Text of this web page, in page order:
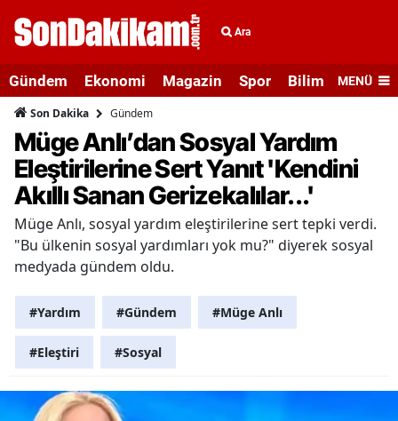
Ara
Gündem Ekonomi Magazin Spor Bilim veMENÜ
Son Dakika Gündem
Müge Anlı’dan Sosyal Yardım
Eleştirilerine Sert Yanıt 'Kendini
Akıllı Sanan Gerizekalılar...'
Müge Anlı, sosyal yardım eleştirilerine sert tepki verdi.
"Bu ülkenin sosyal yardımları yok mu?" diyerek sosyal
medyada gündem oldu.
#Yardım #Gündem #Müge Anlı
#Eleştiri #Sosyal